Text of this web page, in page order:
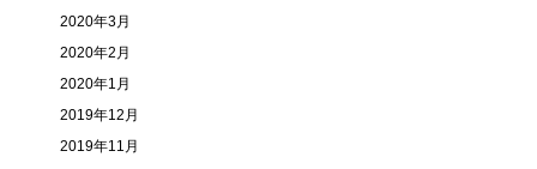
2020年3月
2020年2月
2020年1月
2019年12月
2019年11月